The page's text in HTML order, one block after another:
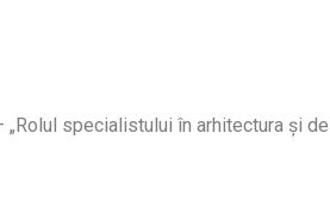
specialistului în arhitectura și